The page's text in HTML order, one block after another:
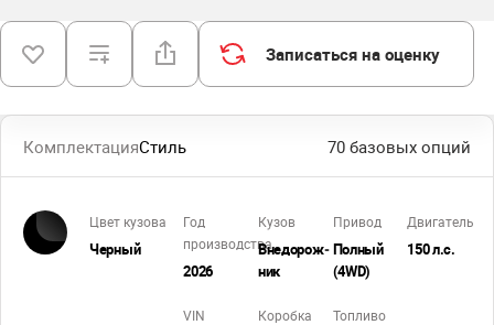
Записаться на оценку
КомплектацияСтиль 70 базовых опций
Цвет кузова
Черный
Год
производства
2026
Кузов
Внедорож­
ник
Привод
Полный
(4WD)
Двигатель
150 л.с.
VIN Коробка Топливо